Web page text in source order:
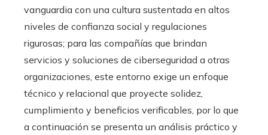
vanguardia con una cultura sustentada en altos
niveles de confianza social y regulaciones
rigurosas; para las compañías que brindan
servicios y soluciones de ciberseguridad a otras
organizaciones, este entorno exige un enfoque
técnico y relacional que proyecte solidez,
cumplimiento y beneficios verificables, por lo que
a continuación se presenta un análisis práctico y